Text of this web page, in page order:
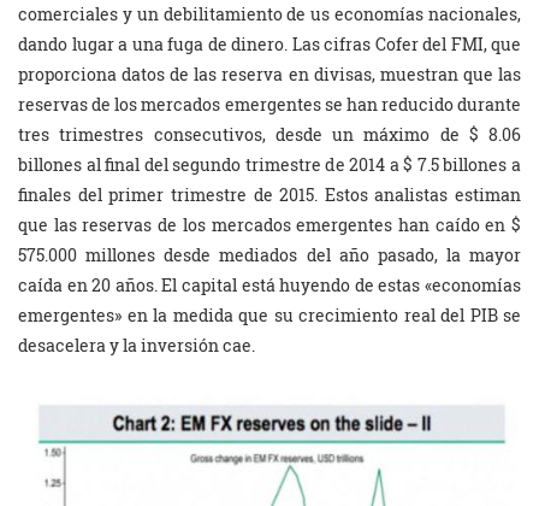
comerciales y un debilitamiento de us economías nacionales,
dando lugar a una fuga de dinero. Las cifras Cofer del FMI, que
proporciona datos de las reserva en divisas, muestran que las
reservas de los mercados emergentes se han reducido durante
tres trimestres consecutivos, desde un máximo de $ 8.06
billones al final del segundo trimestre de 2014 a $ 7.5 billones a
finales del primer trimestre de 2015. Estos analistas estiman
que las reservas de los mercados emergentes han caído en $
575.000 millones desde mediados del año pasado, la mayor
caída en 20 años. El capital está huyendo de estas «economías
emergentes» en la medida que su crecimiento real del PIB se
desacelera y la inversión cae.